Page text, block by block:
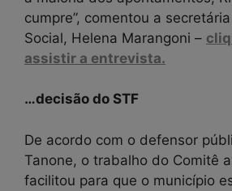
cumpre”, comentou a
Social, Helena Marangoni –
assistir a entrevista.
…decisão do STF
De acordo com o defensor
Tanone, o trabalho do Comitê
facilitou para que o município